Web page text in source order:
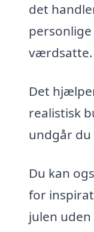
det
værdsatte.
Det
realistisk
undgår
Du kan
for
julen